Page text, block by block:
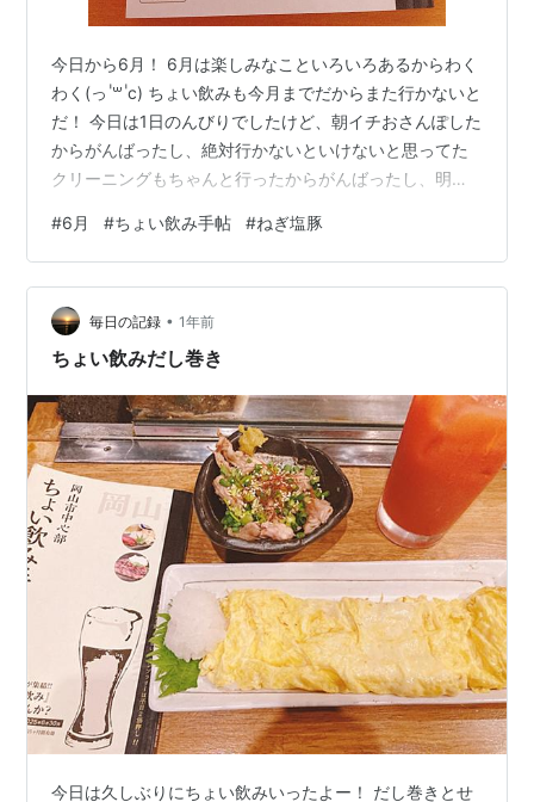
今日から6月！ 6月は楽しみなこといろいろあるからわく
わく(っ ॑꒳ ॑c) ちょい飲みも今月までだからまた行かないと
だ！ 今日は1日のんびりでしたけど、朝イチおさんぽした
からがんばったし、絶対行かないといけないと思ってた
クリーニングもちゃんと行ったからがんばったし、明日
日のがんばったところ3個でした😂😂 誰も褒めてくれな
いから自分で自分をほめていくスタイル😇 というか別に
褒めるようなことじゃないんだよな😂😂 まあでも自分の
ことは甘やかしていきます🤗笑 ということで、最後にね
ぎ塩豚の写真載せて、今日のブログはおしまい！ また明
#6月 #ちょい飲み手帖 #ねぎ塩豚
毎日の記録 • 1年前
ちょい飲みだし巻き
今日は久しぶりにちょい飲みいったよー！ だし巻きとせ